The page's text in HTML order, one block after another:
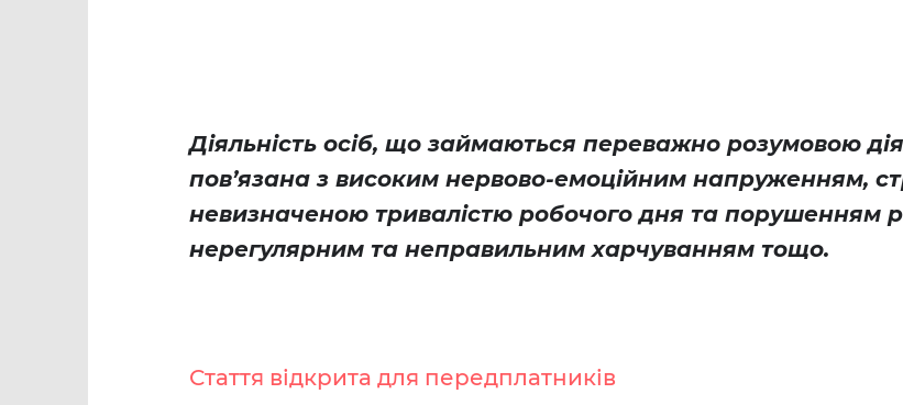
Діяльність осіб, що займаються переважно розумовою
пов’язана з високим нервово-емоційним напруженням,
невизначеною тривалістю робочого дня та порушенням
нерегулярним та неправильним харчуванням тощо.
Стаття відкрита для передплатників